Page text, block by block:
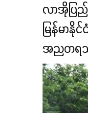
လာအိုပြ
မြန်မာ
အညတရသူ